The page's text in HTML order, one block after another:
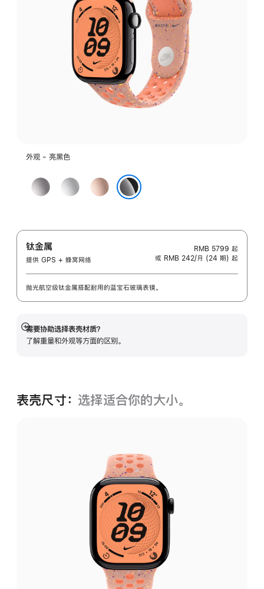
外观 - 亮黑色
深
空
色
银
玫
瑰
色
钛金属
提供 GPS + 蜂窝网络
RMB 5799 起
或 RMB 242/月 (24 期) 起
抛光航空级钛金属搭配耐用的蓝宝石玻璃表镜。
需要协助选择表壳材质？
了解重量和外观等方面的区别。
展
开
表壳尺寸： 选择适合你的大小。